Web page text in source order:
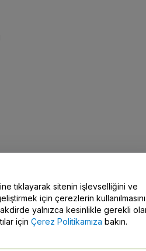
Ulaşın
tıklayarak sitenin işlevselliğini ve
için çerezlerin kullanılmasını
yalnızca kesinlikle gerekli
için Çerez Politikamıza bakın.